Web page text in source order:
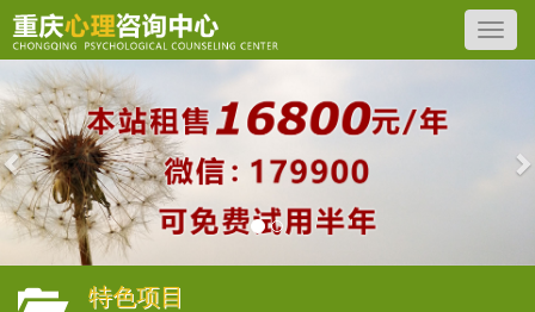
Previous
特色项目